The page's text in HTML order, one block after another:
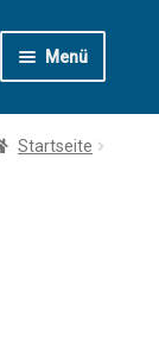
Menü
Startseite